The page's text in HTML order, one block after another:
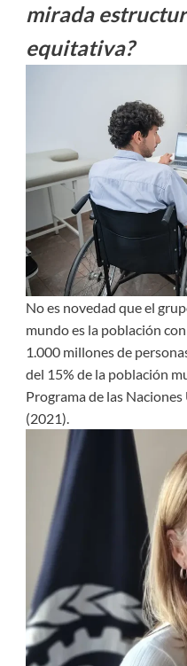
mirada
equitativa?
No es novedad que el
mundo es la población
1.000 millones de
del 15% de la población
Programa de las
(2021).